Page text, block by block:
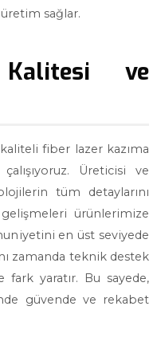
sağlar.
ve
fiber lazer kazıma
Üreticisi ve
tüm detaylarını
ürünlerimize
en üst seviyede
zamanda teknik destek
fark yaratır. Bu sayede,
güvende ve rekabet